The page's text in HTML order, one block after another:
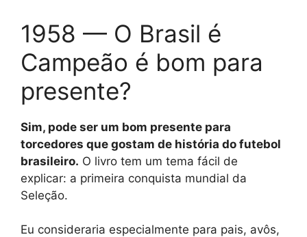
1958 — O Brasil é
Campeão é bom para
presente?
Sim, pode ser um bom presente para
torcedores que gostam de história do futebol
brasileiro. O livro tem um tema fácil de
explicar: a primeira conquista mundial da
Seleção.
Eu consideraria especialmente para pais, avôs,